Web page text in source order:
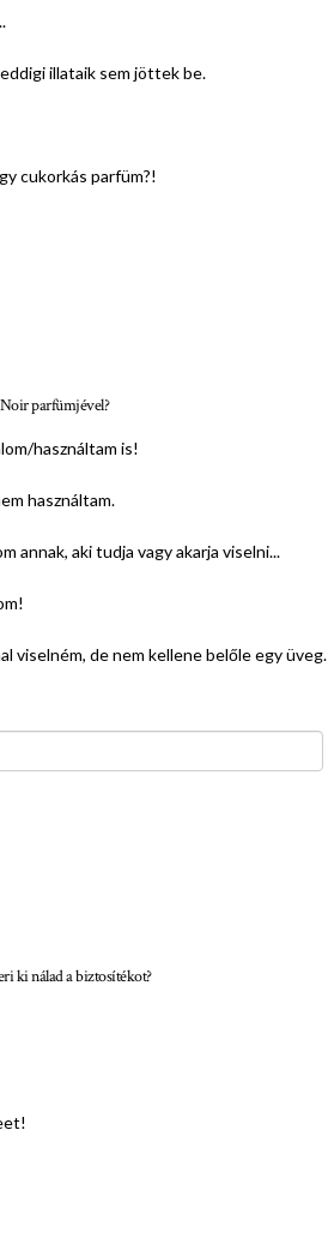
illataik sem jöttek be.
cukorkás parfüm?!
parfümjével?
használtam is!
használtam.
annak, aki tudja vagy akarja viselni...
viselném, de nem kellene belőle egy üveg.
ki nálad a biztosítékot?